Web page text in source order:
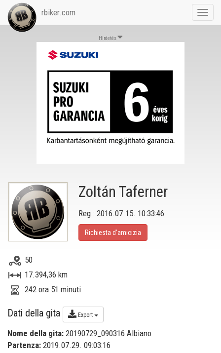
rbiker.com
Hirdetés
Zoltán Taferner
Reg.: 2016.07.15. 10:33:46
Richiesta d’amicizia
50
17.394,36 km
242 ora 51 minuti
Dati della gita Export
Nome della gita: 20190729_090316 Albiano
Partenza: 2019.07.29. 09:03:16